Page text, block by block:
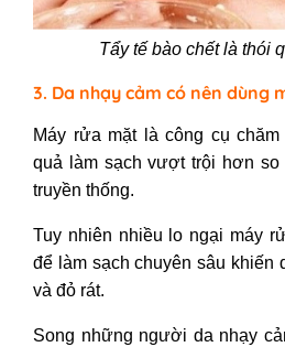
Tẩy tế bào chết là thói
3. Da nhạy cảm có nên dùng
Máy rửa mặt là công cụ
quả làm sạch vượt trội hơn
truyền thống.
Tuy nhiên nhiều lo ngại máy
để làm sạch chuyên sâu khiến
và đỏ rát.
Song những người da nhạy